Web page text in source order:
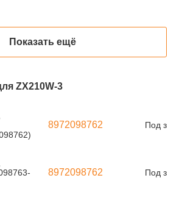
Показать ещё
ZX210W-3
8972098762 Под
8972098762 Под